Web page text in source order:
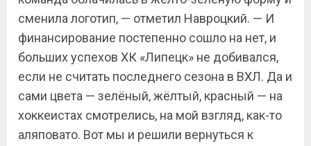
сменила логотип, — отметил Навроцкий. — И
финансирование постепенно сошло на нет, и
больших успехов ХК «Липецк» не добивался,
если не считать последнего сезона в ВХЛ. Да и
сами цвета — зелёный, жёлтый, красный — на
хоккеистах смотрелись, на мой взгляд, как-то
аляповато. Вот мы и решили вернуться к